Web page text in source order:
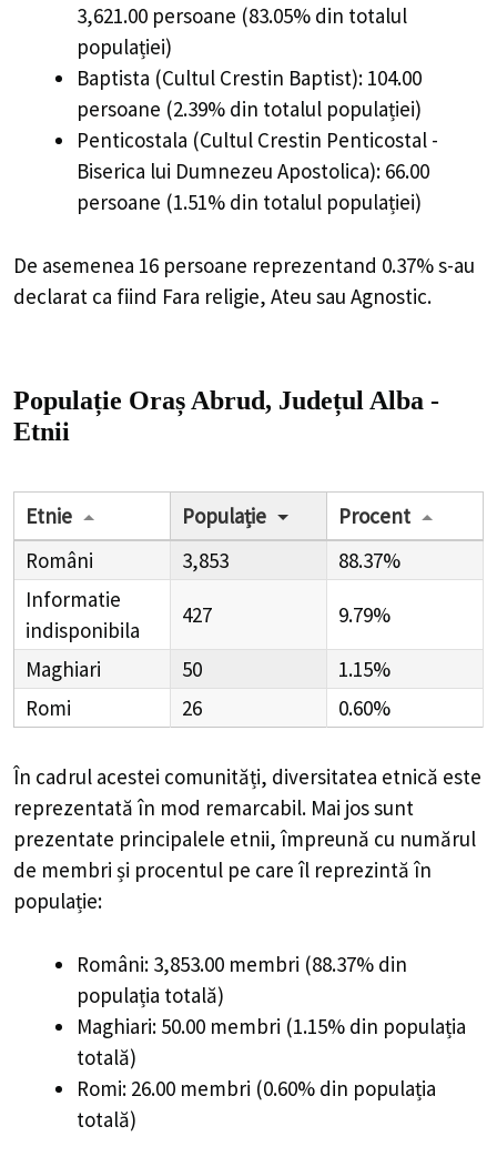
3,621.00 persoane (83.05% din totalul
populației)
Baptista (Cultul Crestin Baptist): 104.00
persoane (2.39% din totalul populației)
Penticostala (Cultul Crestin Penticostal -
Biserica lui Dumnezeu Apostolica): 66.00
persoane (1.51% din totalul populației)
De asemenea 16 persoane reprezentand 0.37% s-au
declarat ca fiind Fara religie, Ateu sau Agnostic.
Populație Oraș Abrud, Județul Alba -
Etnii
Etnie Populație
Procent
Români
3,853
88.37%
Informatie
indisponibila
427 9.79%
Maghiari 50
1.15%
Romi
26 0.60%
În cadrul acestei comunități, diversitatea etnică este
reprezentată în mod remarcabil. Mai jos sunt
prezentate principalele etnii, împreună cu numărul
de membri și procentul pe care îl reprezintă în
populație:
Români: 3,853.00 membri (88.37% din
populația totală)
Maghiari: 50.00 membri (1.15% din populația
totală)
Romi: 26.00 membri (0.60% din populația
totală)